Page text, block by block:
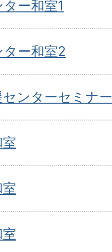
ー和室1
ー和室2
ンターセミナ